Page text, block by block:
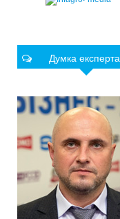
Думка експерта